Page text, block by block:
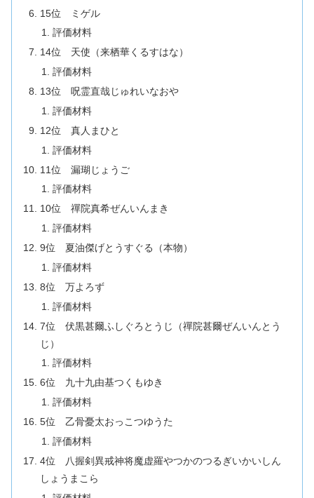
15位 ミゲル
評価材料
14位 天使（来栖華くるすはな）
評価材料
13位 呪霊直哉じゅれいなおや
評価材料
12位 真人まひと
評価材料
11位 漏瑚じょうご
評価材料
10位 禪院真希ぜんいんまき
評価材料
9位 夏油傑げとうすぐる（本物）
評価材料
8位 万よろず
評価材料
7位 伏黒甚爾ふしぐろとうじ（禪院甚爾ぜんいんとう
じ）
評価材料
6位 九十九由基つくもゆき
評価材料
5位 乙骨憂太おっこつゆうた
評価材料
4位 八握剣異戒神将魔虚羅やつかのつるぎいかいしん
しょうまこら